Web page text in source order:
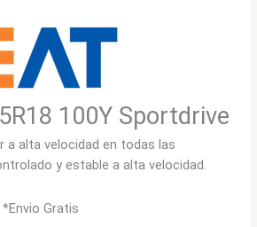
100Y Sportdrive
a alta velocidad en todas las
y estable a alta velocidad.
*Envio Gratis